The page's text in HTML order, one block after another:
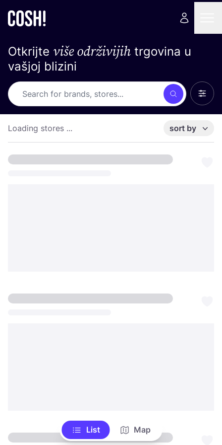
Otkrijte više održivijih trgovina u
vašjoj blizini
Search
Loading stores ... sort by
List Map